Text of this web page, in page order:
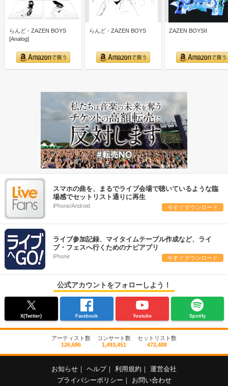
らんど - ZAZEN BOYS
[Analog]
らんど - ZAZEN BOYS ZAZEN BOYSII
スマホの曲を、まるでライブ会場で聴いているような臨
場感でセットリスト通りに再生
iPhone/Android 今すぐダウンロード
ライブ参加記録、マイタイムテーブル作成など、ライ
ブ・フェスへ行くためのナビアプリ
iPhone 今すぐダウンロード
公式アカウントをフォローしよう！
X(Twitter) Facebook Youtube Spotify
アーティスト数
126,686
コンサート数
1,493,451
セットリスト数
472,488
お知らせ ヘルプ 利用規約
運営会社
プライバシーポリシー
お問い合わせ